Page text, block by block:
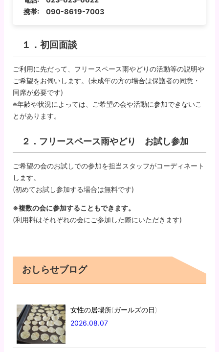
携帯: 090-8619-7003
１．初回面談
ご利用に先だって、フリースペース雨やどりの活動等の説明や
ご希望をお伺いします。(未成年の方の場合は保護者の同意・
同席が必要です)
※年齢や状況によっては、ご希望の会や活動に参加できないこ
とがあります。
２．フリースペース雨やどり お試し参加
ご希望の会のお試しでの参加を担当スタッフがコーディネート
します。
(初めてお試し参加する場合は無料です)
※複数の会に参加することもできます。
(利用料はそれぞれの会にご参加した際にいただきます)
おしらせブログ
女性の居場所(ガールズの日)
2026.08.07